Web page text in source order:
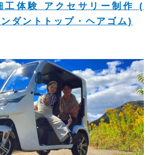
工体験 アクセサリー制作 (
ダントトップ・ヘアゴム)